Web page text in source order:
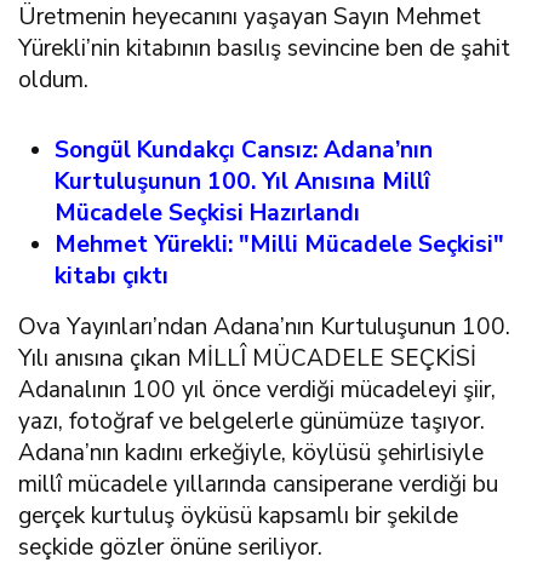
Üretmenin heyecanını yaşayan Sayın Mehmet
Yürekli’nin kitabının basılış sevincine ben de şahit
oldum.
Songül Kundakçı Cansız: Adana’nın
Kurtuluşunun 100. Yıl Anısına Millî
Mücadele Seçkisi Hazırlandı
Mehmet Yürekli: "Milli Mücadele Seçkisi"
kitabı çıktı
Ova Yayınları’ndan Adana’nın Kurtuluşunun 100.
Yılı anısına çıkan MİLLÎ MÜCADELE SEÇKİSİ
Adanalının 100 yıl önce verdiği mücadeleyi şiir,
yazı, fotoğraf ve belgelerle günümüze taşıyor.
Adana’nın kadını erkeğiyle, köylüsü şehirlisiyle
millî mücadele yıllarında cansiperane verdiği bu
gerçek kurtuluş öyküsü kapsamlı bir şekilde
seçkide gözler önüne seriliyor.